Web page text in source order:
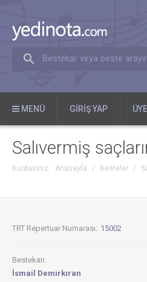
Bestekar veya beste
MENÜ GIRIŞ YAP
Salıvermiş
Burdasınız: Anasayfa / Besteler /
TRT Repertuar Numarası: 15002
Bestekarı
İsmail Demirkıran